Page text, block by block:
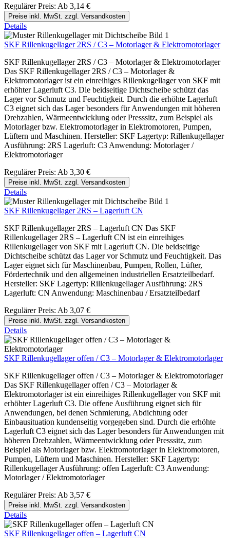
Regulärer Preis: Ab 3,14 €
Preise inkl. MwSt. zzgl. Versandkosten
Details
SKF Rillenkugellager 2RS / C3 – Motorlager & Elektromotorlager
SKF Rillenkugellager 2RS / C3 – Motorlager & Elektromotorlager
Das SKF Rillenkugellager 2RS / C3 – Motorlager &
Elektromotorlager ist ein einreihiges Rillenkugellager von SKF mit
erhöhter Lagerluft C3. Die beidseitige Dichtscheibe schützt das
Lager vor Schmutz und Feuchtigkeit. Durch die erhöhte Lagerluft
C3 eignet sich das Lager besonders für Anwendungen mit höheren
Drehzahlen, Wärmeentwicklung oder Presssitz, zum Beispiel als
Motorlager bzw. Elektromotorlager in Elektromotoren, Pumpen,
Lüftern und Maschinen. Hersteller: SKF Lagertyp: Rillenkugellager
Ausführung: 2RS Lagerluft: C3 Anwendung: Motorlager /
Elektromotorlager
Regulärer Preis: Ab 3,30 €
Preise inkl. MwSt. zzgl. Versandkosten
Details
SKF Rillenkugellager 2RS – Lagerluft CN
SKF Rillenkugellager 2RS – Lagerluft CN Das SKF
Rillenkugellager 2RS – Lagerluft CN ist ein einreihiges
Rillenkugellager von SKF mit Lagerluft CN. Die beidseitige
Dichtscheibe schützt das Lager vor Schmutz und Feuchtigkeit. Das
Lager eignet sich für Maschinenbau, Pumpen, Rollen, Lüfter,
Fördertechnik und den allgemeinen industriellen Ersatzteilbedarf.
Hersteller: SKF Lagertyp: Rillenkugellager Ausführung: 2RS
Lagerluft: CN Anwendung: Maschinenbau / Ersatzteilbedarf
Regulärer Preis: Ab 3,07 €
Preise inkl. MwSt. zzgl. Versandkosten
Details
SKF Rillenkugellager offen / C3 – Motorlager & Elektromotorlager
SKF Rillenkugellager offen / C3 – Motorlager & Elektromotorlager
Das SKF Rillenkugellager offen / C3 – Motorlager &
Elektromotorlager ist ein einreihiges Rillenkugellager von SKF mit
erhöhter Lagerluft C3. Die offene Ausführung eignet sich für
Anwendungen, bei denen Schmierung, Abdichtung oder
Einbausituation kundenseitig vorgegeben sind. Durch die erhöhte
Lagerluft C3 eignet sich das Lager besonders für Anwendungen mit
höheren Drehzahlen, Wärmeentwicklung oder Presssitz, zum
Beispiel als Motorlager bzw. Elektromotorlager in Elektromotoren,
Pumpen, Lüftern und Maschinen. Hersteller: SKF Lagertyp:
Rillenkugellager Ausführung: offen Lagerluft: C3 Anwendung:
Motorlager / Elektromotorlager
Regulärer Preis: Ab 3,57 €
Preise inkl. MwSt. zzgl. Versandkosten
Details
SKF Rillenkugellager offen – Lagerluft CN